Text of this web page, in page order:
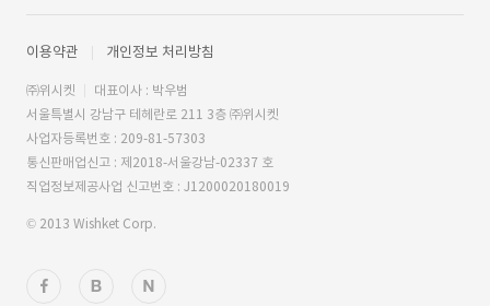
이용약관 개인정보 처리방침
㈜위시켓
대표이사 : 박우범
서울특별시 강남구 테헤란로 211 3층 ㈜위시켓
사업자등록번호 : 209-81-57303
통신판매업신고 : 제2018-서울강남-02337 호
직업정보제공사업 신고번호 : J1200020180019
© 2013 Wishket Corp.